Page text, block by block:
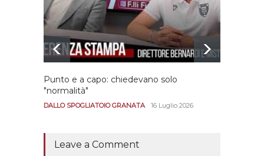
Punto e a capo: chiedevano solo
"normalità"
DALLO SPOGLIATOIO GRANATA 16 Luglio 2026
Leave a Comment